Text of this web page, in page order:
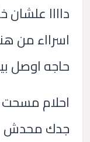
داااا علشان
اسرااء من
حاجه اوصل
احلام مسحت
جدك محدش